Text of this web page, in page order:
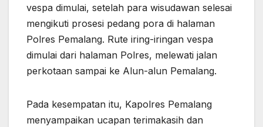
vespa dimulai, setelah para wisudawan selesai
mengikuti prosesi pedang pora di halaman
Polres Pemalang. Rute iring-iringan vespa
dimulai dari halaman Polres, melewati jalan
perkotaan sampai ke Alun-alun Pemalang.
Pada kesempatan itu, Kapolres Pemalang
menyampaikan ucapan terimakasih dan